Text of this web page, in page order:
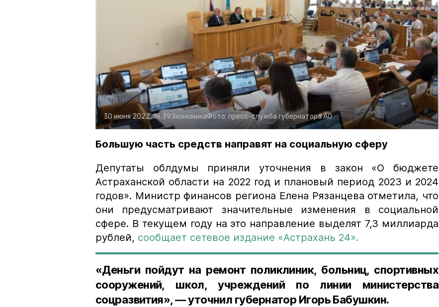
30 июня 2022, 18:39ЭкономикаФото: пресс-служба губернатора АО
Большую часть средств направят на социальную сферу
Депутаты облдумы приняли уточнения в закон «О бюджете
Астраханской области на 2022 год и плановый период 2023 и 2024
годов». Министр финансов региона Елена Рязанцева отметила, что
они предусматривают значительные изменения в социальной
сфере. В текущем году на это направление выделят 7,3 миллиарда
рублей, сообщает сетевое издание «Астрахань 24».
«Деньги пойдут на ремонт поликлиник, больниц, спортивных
сооружений, школ, учреждений по линии министерства
соцразвития», — уточнил губернатор Игорь Бабушкин.